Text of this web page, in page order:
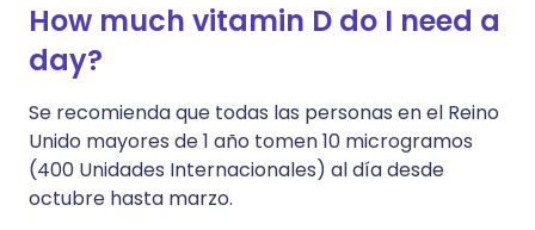
How much vitamin D do I need a
day?
Se recomienda que todas las personas en el Reino
Unido mayores de 1 año tomen 10 microgramos
(400 Unidades Internacionales) al día desde
octubre hasta marzo.